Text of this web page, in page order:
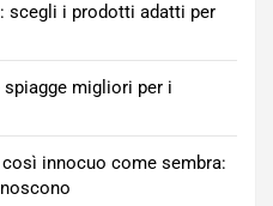
scegli i prodotti adatti per
spiagge migliori per i
così innocuo come sembra: